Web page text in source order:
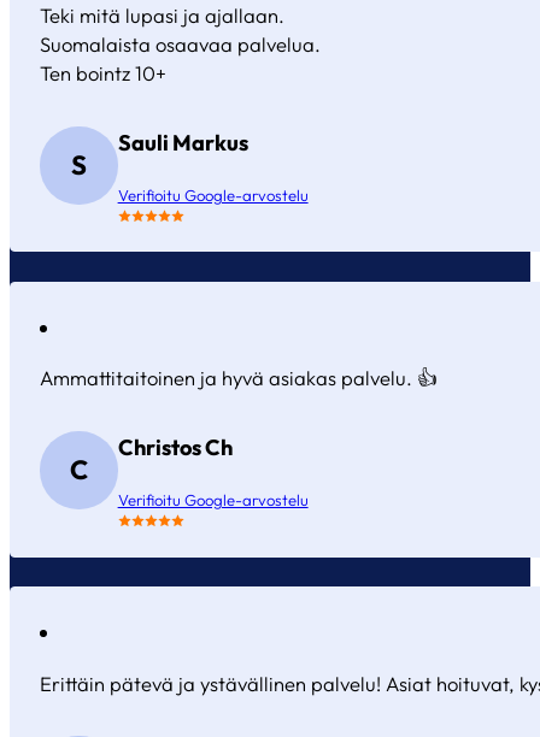
Teki mitä lupasi ja ajallaan.
Suomalaista osaavaa palvelua.
Ten bointz 10+
S
Sauli Markus
Verifioitu Google-arvostelu
Ammattitaitoinen ja hyvä asiakas palvelu. 👍
C
Christos Ch
Verifioitu Google-arvostelu
Erittäin pätevä ja ystävällinen palvelu! Asiat hoituvat,